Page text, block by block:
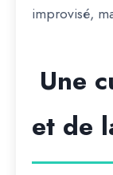
improvisé,
Une
et de